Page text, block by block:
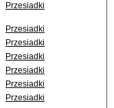
Przesiadki
Przesiadki
Przesiadki
Przesiadki
Przesiadki
Przesiadki
Przesiadki